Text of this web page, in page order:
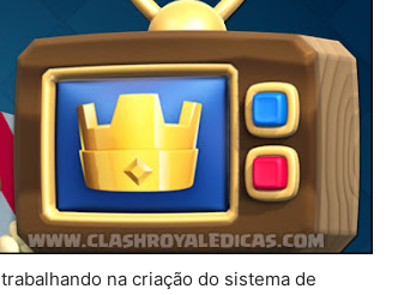
na criação do sistema de